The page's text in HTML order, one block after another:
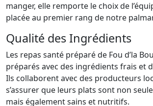
manger, elle remporte le choix de
placée au premier rang de notre
Qualité des Ingrédients
Les repas santé préparé de Fou d’la
préparés avec des ingrédients frais et
Ils collaborent avec des producteurs
s’assurer que leurs plats sont non
mais également sains et nutritifs.